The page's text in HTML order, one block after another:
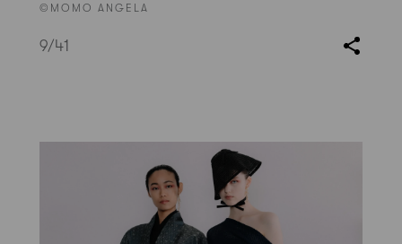
©MOMO ANGELA
9/41